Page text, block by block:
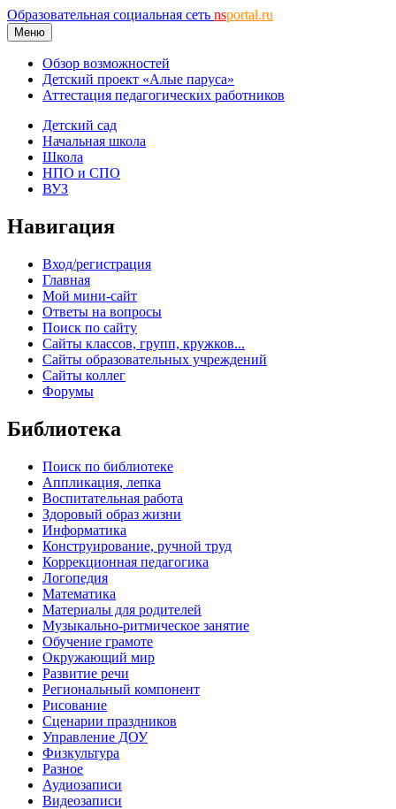
Образовательная социальная сеть nsportal.ru
Меню
Обзор возможностей
Детский проект «Алые паруса»
Аттестация педагогических работников
Детский сад
Начальная школа
Школа
НПО и СПО
ВУЗ
Навигация
Вход/регистрация
Главная
Мой мини-сайт
Ответы на вопросы
Поиск по сайту
Сайты классов, групп, кружков...
Сайты образовательных учреждений
Сайты коллег
Форумы
Библиотека
Поиск по библиотеке
Аппликация, лепка
Воспитательная работа
Здоровый образ жизни
Информатика
Конструирование, ручной труд
Коррекционная педагогика
Логопедия
Математика
Материалы для родителей
Музыкально-ритмическое занятие
Обучение грамоте
Окружающий мир
Развитие речи
Региональный компонент
Рисование
Сценарии праздников
Управление ДОУ
Физкультура
Разное
Аудиозаписи
Видеозаписи